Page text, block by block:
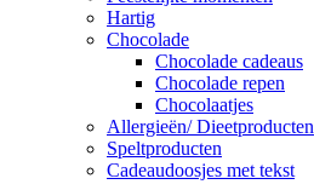
Hartig
Chocolade
Chocolade cadeaus
Chocolade repen
Chocolaatjes
Allergieën/ Dieetproducten
Speltproducten
Cadeaudoosjes met tekst